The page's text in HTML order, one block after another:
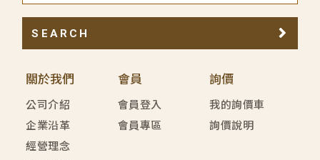
關於我們
公司介紹
企業沿革
經營理念
會員
會員登入
會員專區
詢價
我的詢價車
詢價說明
SEARCH